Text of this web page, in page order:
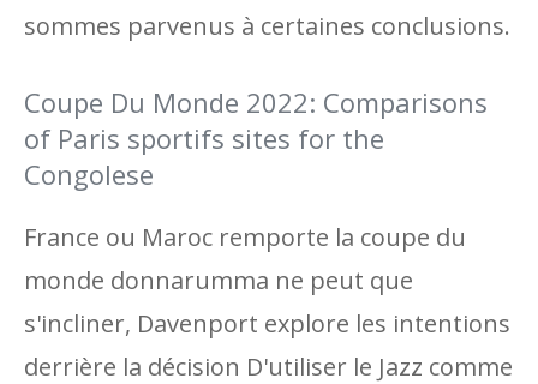
sommes parvenus à certaines conclusions.
Coupe Du Monde 2022: Comparisons
of Paris sportifs sites for the
Congolese
France ou Maroc remporte la coupe du
monde donnarumma ne peut que
s'incliner, Davenport explore les intentions
derrière la décision D'utiliser le Jazz comme